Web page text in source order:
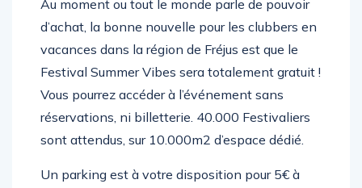
Au moment ou tout le monde parle de pouvoir
d’achat, la bonne nouvelle pour les clubbers en
vacances dans la région de Fréjus est que le
Festival Summer Vibes sera totalement gratuit !
Vous pourrez accéder à l’événement sans
réservations, ni billetterie. 40.000 Festivaliers